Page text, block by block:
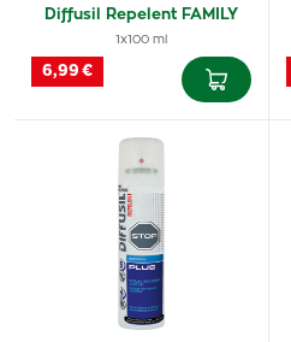
Diffusil Repelent FAMILY
1x100 ml
6,99 €